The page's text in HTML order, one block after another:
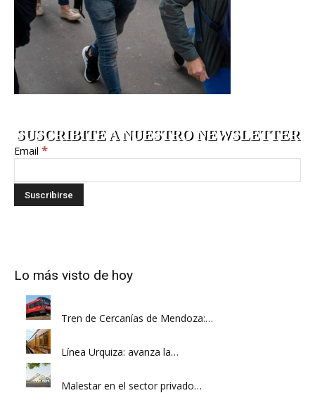
SUSCRIBITE A NUESTRO NEWSLETTER
Email *
Lo más visto de hoy
Tren de Cercanías de Mendoza:…
Línea Urquiza: avanza la…
Malestar en el sector privado…